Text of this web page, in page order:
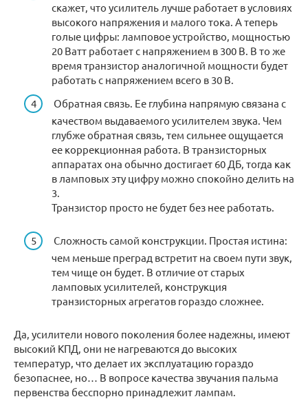
скажет, что усилитель лучше работает в условиях
высокого напряжения и малого тока. А теперь
голые цифры: ламповое устройство, мощностью
20 Ватт работает с напряжением в 300 В. В то же
время транзистор аналогичной мощности будет
работать с напряжением всего в 30 В.
Обратная связь. Ее глубина напрямую связана с
качеством выдаваемого усилителем звука. Чем
глубже обратная связь, тем сильнее ощущается
ее коррекционная работа. В транзисторных
аппаратах она обычно достигает 60 ДБ, тогда как
в ламповых эту цифру можно спокойно делить на
3.
Транзистор просто не будет без нее работать.
Сложность самой конструкции. Простая истина:
чем меньше преград встретит на своем пути звук,
тем чище он будет. В отличие от старых
ламповых усилителей, конструкция
транзисторных агрегатов гораздо сложнее.
Да, усилители нового поколения более надежны, имеют
высокий КПД, они не нагреваются до высоких
температур, что делает их эксплуатацию гораздо
безопаснее, но… В вопросе качества звучания пальма
первенства бесспорно принадлежит лампам.